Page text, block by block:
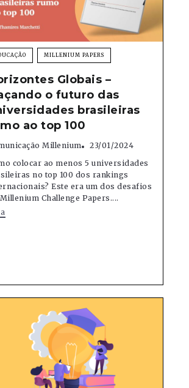
MILLENIUM PAPERS
Globais –
o futuro das
brasileiras
ao top 100
Millenium
23/01/2024
colocar ao menos 5 universidades
no top 100 dos rankings
Este era um dos desafios
Challenge Papers....